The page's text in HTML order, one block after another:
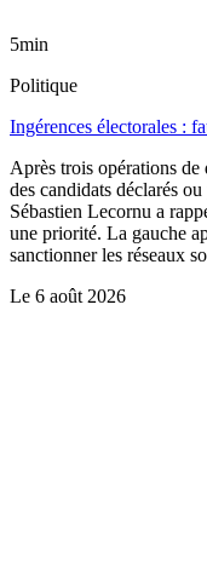
5min
Politique
Ingérences électorales :
Après trois opérations
des candidats déclarés
Sébastien Lecornu a
une priorité. La gauche
sanctionner les réseaux
Le 6 août 2026